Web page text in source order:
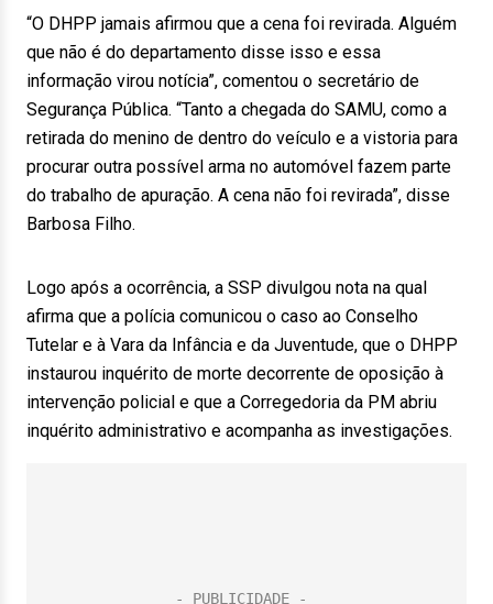
“O DHPP jamais afirmou que a cena foi revirada. Alguém
que não é do departamento disse isso e essa
informação virou notícia”, comentou o secretário de
Segurança Pública. “Tanto a chegada do SAMU, como a
retirada do menino de dentro do veículo e a vistoria para
procurar outra possível arma no automóvel fazem parte
do trabalho de apuração. A cena não foi revirada”, disse
Barbosa Filho.
Logo após a ocorrência, a SSP divulgou nota na qual
afirma que a polícia comunicou o caso ao Conselho
Tutelar e à Vara da Infância e da Juventude, que o DHPP
instaurou inquérito de morte decorrente de oposição à
intervenção policial e que a Corregedoria da PM abriu
inquérito administrativo e acompanha as investigações.